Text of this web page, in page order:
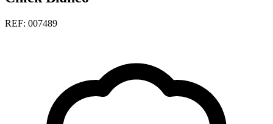
REF: 007489